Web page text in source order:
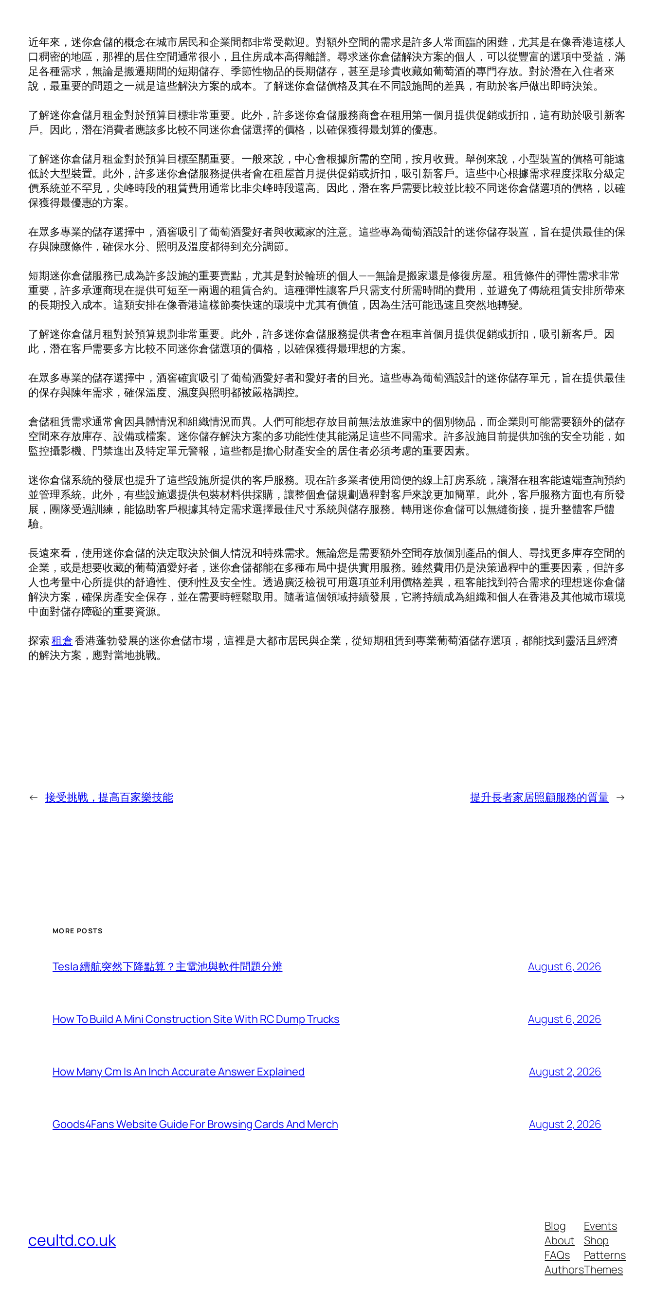
近年來，迷你倉儲的概念在城市居民和企業間都非常受歡迎。對額外空間的需求是許多人常面臨的困難，尤其是在像香港這樣人
口稠密的地區，那裡的居住空間通常很小，且住房成本高得離譜。尋求迷你倉儲解決方案的個人，可以從豐富的選項中受益，滿
足各種需求，無論是搬遷期間的短期儲存、季節性物品的長期儲存，甚至是珍貴收藏如葡萄酒的專門存放。對於潛在入住者來
說，最重要的問題之一就是這些解決方案的成本。了解迷你倉儲價格及其在不同設施間的差異，有助於客戶做出即時決策。
了解迷你倉儲月租金對於預算目標非常重要。此外，許多迷你倉儲服務商會在租用第一個月提供促銷或折扣，這有助於吸引新客
戶。因此，潛在消費者應該多比較不同迷你倉儲選擇的價格，以確保獲得最划算的優惠。
了解迷你倉儲月租金對於預算目標至關重要。一般來說，中心會根據所需的空間，按月收費。舉例來說，小型裝置的價格可能遠
低於大型裝置。此外，許多迷你倉儲服務提供者會在租屋首月提供促銷或折扣，吸引新客戶。這些中心根據需求程度採取分級定
價系統並不罕見，尖峰時段的租賃費用通常比非尖峰時段還高。因此，潛在客戶需要比較並比較不同迷你倉儲選項的價格，以確
保獲得最優惠的方案。
在眾多專業的儲存選擇中，酒窖吸引了葡萄酒愛好者與收藏家的注意。這些專為葡萄酒設計的迷你儲存裝置，旨在提供最佳的保
存與陳釀條件，確保水分、照明及溫度都得到充分調節。
短期迷你倉儲服務已成為許多設施的重要賣點，尤其是對於輪班的個人——無論是搬家還是修復房屋。租賃條件的彈性需求非常
重要，許多承運商現在提供可短至一兩週的租賃合約。這種彈性讓客戶只需支付所需時間的費用，並避免了傳統租賃安排所帶來
的長期投入成本。這類安排在像香港這樣節奏快速的環境中尤其有價值，因為生活可能迅速且突然地轉變。
了解迷你倉儲月租對於預算規劃非常重要。此外，許多迷你倉儲服務提供者會在租車首個月提供促銷或折扣，吸引新客戶。因
此，潛在客戶需要多方比較不同迷你倉儲選項的價格，以確保獲得最理想的方案。
在眾多專業的儲存選擇中，酒窖確實吸引了葡萄酒愛好者和愛好者的目光。這些專為葡萄酒設計的迷你儲存單元，旨在提供最佳
的保存與陳年需求，確保溫度、濕度與照明都被嚴格調控。
倉儲租賃需求通常會因具體情況和組織情況而異。人們可能想存放目前無法放進家中的個別物品，而企業則可能需要額外的儲存
空間來存放庫存、設備或檔案。迷你儲存解決方案的多功能性使其能滿足這些不同需求。許多設施目前提供加強的安全功能，如
監控攝影機、門禁進出及特定單元警報，這些都是擔心財產安全的居住者必須考慮的重要因素。
迷你倉儲系統的發展也提升了這些設施所提供的客戶服務。現在許多業者使用簡便的線上訂房系統，讓潛在租客能遠端查詢預約
並管理系統。此外，有些設施還提供包裝材料供採購，讓整個倉儲規劃過程對客戶來說更加簡單。此外，客戶服務方面也有所發
展，團隊受過訓練，能協助客戶根據其特定需求選擇最佳尺寸系統與儲存服務。轉用迷你倉儲可以無縫銜接，提升整體客戶體
驗。
長遠來看，使用迷你倉儲的決定取決於個人情況和特殊需求。無論您是需要額外空間存放個別產品的個人、尋找更多庫存空間的
企業，或是想要收藏的葡萄酒愛好者，迷你倉儲都能在多種布局中提供實用服務。雖然費用仍是決策過程中的重要因素，但許多
人也考量中心所提供的舒適性、便利性及安全性。透過廣泛檢視可用選項並利用價格差異，租客能找到符合需求的理想迷你倉儲
解決方案，確保房產安全保存，並在需要時輕鬆取用。隨著這個領域持續發展，它將持續成為組織和個人在香港及其他城市環境
中面對儲存障礙的重要資源。
探索租倉香港蓬勃發展的迷你倉儲市場，這裡是大都市居民與企業，從短期租賃到專業葡萄酒儲存選項，都能找到靈活且經濟
的解決方案，應對當地挑戰。
← 接受挑戰，提高百家樂技能 提升長者家居照顧服務的質量 →
MORE POSTS
Tesla 續航突然下降點算？主電池與軟件問題分辨 August 6, 2026
How To Build A Mini Construction Site With RC Dump Trucks August 6, 2026
How Many Cm Is An Inch Accurate Answer Explained August 2, 2026
Goods4Fans Website Guide For Browsing Cards And Merch August 2, 2026
ceultd.co.uk
Blog
About
FAQs
Authors
Events
Shop
Patterns
Themes